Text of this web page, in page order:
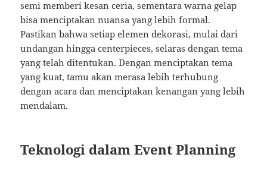
semi memberi kesan ceria, sementara warna gelap
bisa menciptakan nuansa yang lebih formal.
Pastikan bahwa setiap elemen dekorasi, mulai dari
undangan hingga centerpieces, selaras dengan tema
yang telah ditentukan. Dengan menciptakan tema
yang kuat, tamu akan merasa lebih terhubung
dengan acara dan menciptakan kenangan yang lebih
mendalam.
Teknologi dalam Event Planning